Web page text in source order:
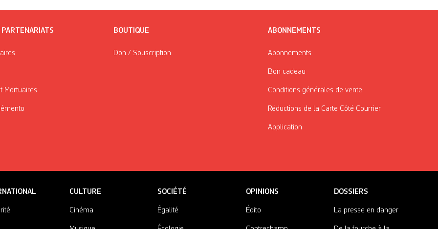
Mortuaires
BOUTIQUE
Don / Souscription
ABONNEMENTS
Abonnements
Bon cadeau
Conditions générales de vente
Réductions de la Carte Côté Courrier
Application
CULTURE
Cinéma
SOCIÉTÉ
Égalité
OPINIONS
Édito
DOSSIERS
La presse en danger